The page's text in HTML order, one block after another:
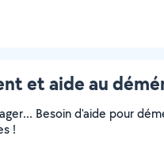
et aide au
Besoin d'aide pour
!